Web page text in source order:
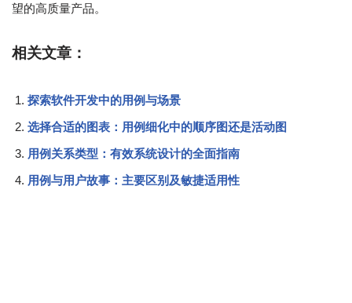
望的高质量产品。
相关文章：
探索软件开发中的用例与场景
选择合适的图表：用例细化中的顺序图还是活动图
用例关系类型：有效系统设计的全面指南
用例与用户故事：主要区别及敏捷适用性